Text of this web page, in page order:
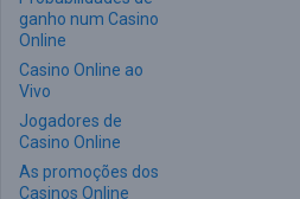
ganho num Casino
Online
Casino Online ao
Vivo
Jogadores de
Casino Online
As promoções dos
Casinos Online